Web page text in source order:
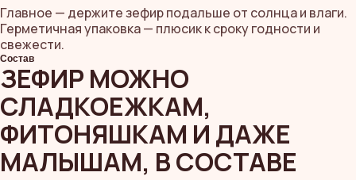
Главное — держите зефир подальше от солнца и влаги.
Герметичная упаковка — плюсик к сроку годности и
свежести.
Состав
ЗЕФИР МОЖНО
СЛАДКОЕЖКАМ,
ФИТОНЯШКАМ И ДАЖЕ
МАЛЫШАМ, В СОСТАВЕ